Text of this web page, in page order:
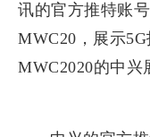
讯的官方推特账
MWC20，展示
MWC2020的中兴